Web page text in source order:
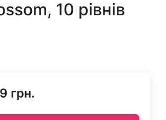
10 рівнів
грн.